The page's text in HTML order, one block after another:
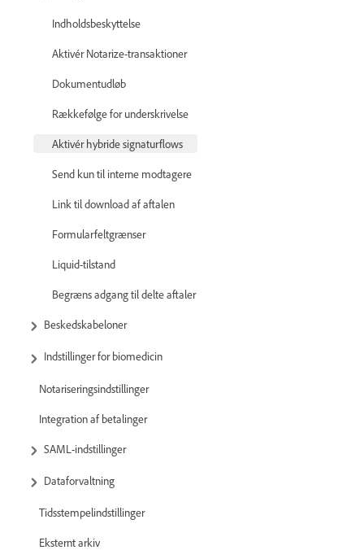
Indholdsbeskyttelse
Aktivér Notarize-transaktioner
Dokumentudløb
Rækkefølge for underskrivelse
Aktivér hybride signaturflows
Send kun til interne modtagere
Link til download af aftalen
Formularfeltgrænser
Liquid-tilstand
Begræns adgang til delte aftaler
Beskedskabeloner
Indstillinger for biomedicin
Notariseringsindstillinger
Integration af betalinger
SAML-indstillinger
Dataforvaltning
Tidsstempelindstillinger
Eksternt arkiv